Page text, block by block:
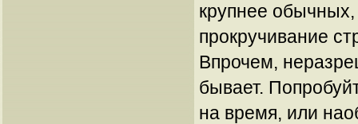
крупнее обычных,
прокручивание
Впрочем,
бывает.
на время, или